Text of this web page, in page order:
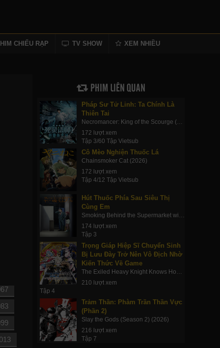
CHIẾU RẠP TV SHOW XEM NHIỀU
PHIM LIÊN QUAN
Pháp Sư Tử Linh: Ta Chính Là
Thiên Tai
Necromancer: King of the Scourge (2026)
172 lượt xem
Tập 3/60 Tập Vietsub
Cô Mèo Nghiện Thuốc Lá
Chainsmoker Cat (2026)
172 lượt xem
Tập 4/12 Tập Vietsub
Hút Thuốc Phía Sau Siêu Thị
Cùng Em
Smoking Behind the Supermarket with You (2026)
174 lượt xem
Tập 3
Trọng Giáp Hiệp Sĩ Chuyển Sinh
Bị Lưu Đày Trở Nên Vô Địch Nhờ
Kiến Thức Về Game
The Exiled Heavy Knight Knows How to Game the System (2026)
210 lượt xem
Tập 4
Trảm Thần: Phàm Trần Thần Vực
(Phần 2)
Slay the Gods (Season 2) (2026)
216 lượt xem
Tập 7